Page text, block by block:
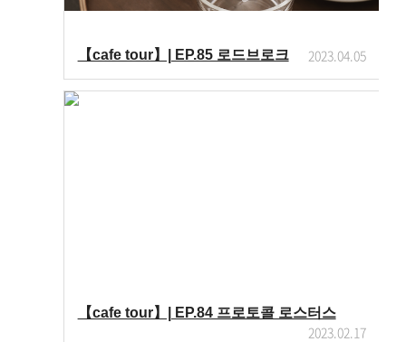
【cafe tour】| EP.85 로드브로크 2023.04.05
【cafe tour】| EP.84 프로토콜 로스터스
2023.02.17